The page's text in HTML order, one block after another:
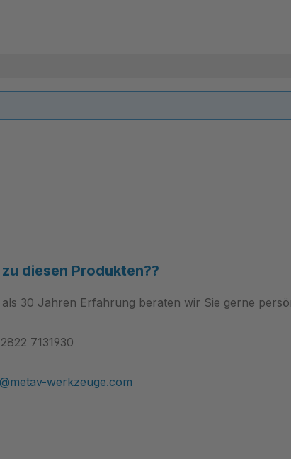
diesen Produkten??
30 Jahren Erfahrung beraten wir Sie gerne
7131930
werkzeuge.com